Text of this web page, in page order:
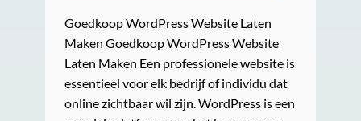
Goedkoop WordPress Website Laten
Maken Goedkoop WordPress Website
Laten Maken Een professionele website is
essentieel voor elk bedrijf of individu dat
online zichtbaar wil zijn. WordPress is een